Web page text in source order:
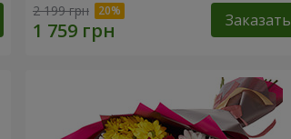
2 199 грн Заказать